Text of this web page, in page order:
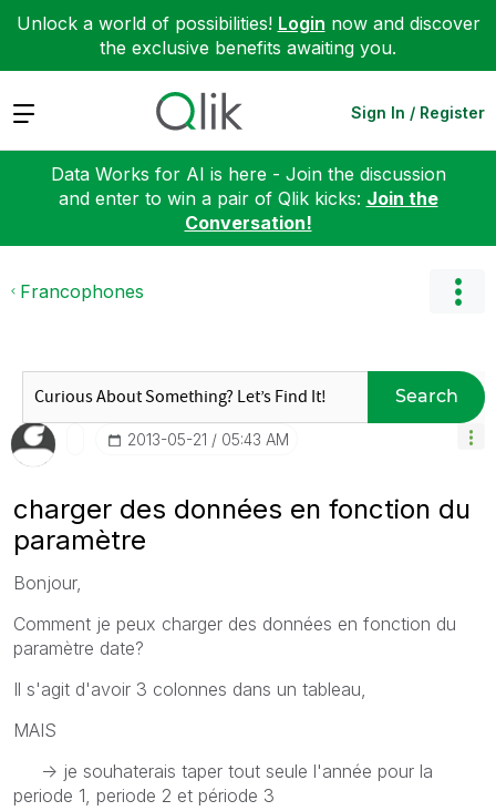
Unlock a world of possibilities! Login now and discover
the exclusive benefits awaiting you.
Expand Sign In / Register
Data Works for AI is here - Join the discussion
and enter to win a pair of Qlik kicks: Join the
Conversation!
Francophones
Search
‎2013-05-21 05:43 AM
charger des données en fonction du
paramètre
Bonjour,
Comment je peux charger des données en fonction du
paramètre date?
Il s'agit d'avoir 3 colonnes dans un tableau,
MAIS
-> je souhaterais taper tout seule l'année pour la
periode 1, periode 2 et période 3